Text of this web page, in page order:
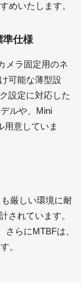
めいたします。
準仕様
メラ固定用のネ
可能な薄型設
設定に対応した
ルや、Mini
用意していま
厳しい環境に耐
されています。
らにMTBFは、
。